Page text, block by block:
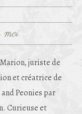
moi
juriste de
et créatrice de
Peonies par
Curieuse et